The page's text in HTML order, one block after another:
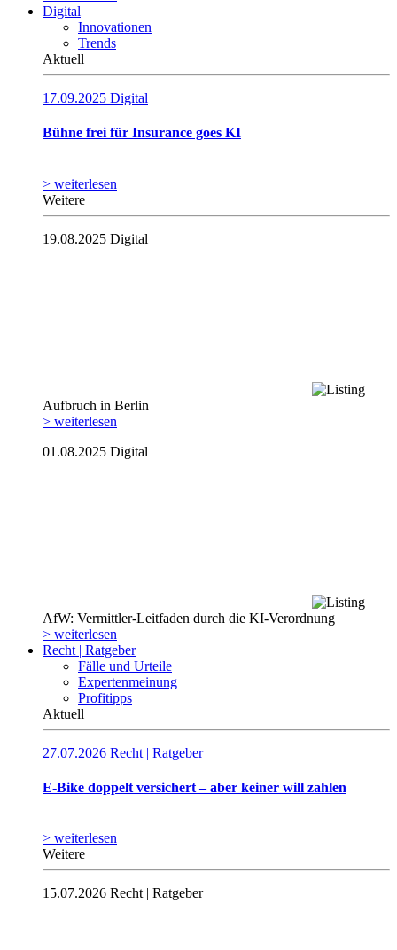
Digital
Innovationen
Trends
Aktuell
17.09.2025 Digital
Bühne frei für Insurance goes KI
> weiterlesen
Weitere
19.08.2025 Digital
Aufbruch in Berlin
> weiterlesen
01.08.2025 Digital
AfW: Vermittler-Leitfaden durch die KI-Verordnung
> weiterlesen
Recht | Ratgeber
Fälle und Urteile
Expertenmeinung
Profitipps
Aktuell
27.07.2026 Recht | Ratgeber
E-Bike doppelt versichert – aber keiner will zahlen
> weiterlesen
Weitere
15.07.2026 Recht | Ratgeber